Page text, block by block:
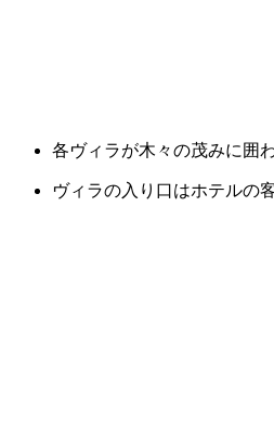
各ヴィラが木々の茂みに囲
ヴィラの入り口はホテルの